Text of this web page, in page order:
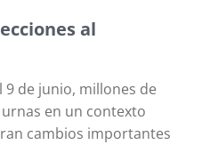
al
9 de junio, millones de
en un contexto
cambios importantes